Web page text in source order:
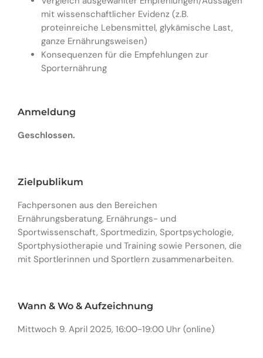
mit wissenschaftlicher Evidenz (z.B.
proteinreiche Lebensmittel, glykämische Last,
ganze Ernährungsweisen)
Konsequenzen für die Empfehlungen zur
Sporternährung
Anmeldung
Geschlossen.
Zielpublikum
Fachpersonen aus den Bereichen
Ernährungsberatung, Ernährungs- und
Sportwissenschaft, Sportmedizin, Sportpsychologie,
Sportphysiotherapie und Training sowie Personen, die
mit Sportlerinnen und Sportlern zusammenarbeiten.
Wann & Wo & Aufzeichnung
Mittwoch 9. April 2025, 16:00-19:00 Uhr (online)